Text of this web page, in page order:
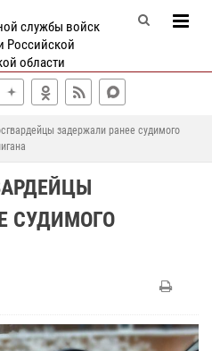
службы войск
Российской
области
задержали ранее судимого
СУДИМОГО